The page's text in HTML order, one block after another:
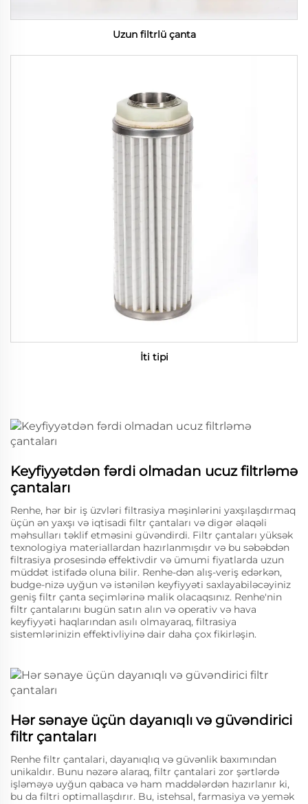
Uzun filtrlü çanta
İti tipi
Keyfiyyətdən fərdi olmadan ucuz filtrləmə
çantaları
Renhe, hər bir iş üzvləri filtrasiya məşinlərini yaxşılaşdırmaq
üçün ən yaxşı və iqtisadi filtr çantaları və digər əlaqəli
məhsulları təklif etməsini güvəndirdi. Filtr çantaları yüksək
texnologiya materiallardan hazırlanmışdır və bu səbəbdən
filtrasiya prosesində effektivdir və ümumi fiyatlarda uzun
müddət istifadə oluna bilir. Renhe-dən alış-veriş edərkən,
budge-nizə uyğun və istənilən keyfiyyəti saxlayabiləcəyiniz
geniş filtr çanta seçimlərinə malik olacaqsınız. Renhe'nin
filtr çantalarını bugün satın alın və operativ və hava
keyfiyyəti haqlarından asılı olmayaraq, filtrasiya
sistemlərinizin effektivliyinə dair daha çox fikirləşin.
Hər sənaye üçün dayanıqlı və güvəndirici
filtr çantaları
Renhe filtr çantalari, dayanıqlıq və güvənlik baxımından
unikaldır. Bunu nəzərə alaraq, filtr çantalari zor şərtlərdə
işləməyə uyğun qabaca və ham maddələrdən hazırlanır ki,
bu da filtri optimallaşdırır. Bu, istehsal, farmasiya və yemək